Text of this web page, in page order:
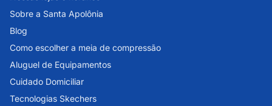
Sobre a Santa Apolônia
Blog
Como escolher a meia de compressão
Aluguel de Equipamentos
Cuidado Domiciliar
Tecnologias Skechers